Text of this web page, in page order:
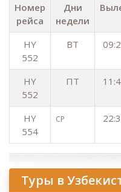
Номер
рейса
Дни
недели
HY
552
ВТ
HY
552
ПТ
HY
554
СР
Туры в